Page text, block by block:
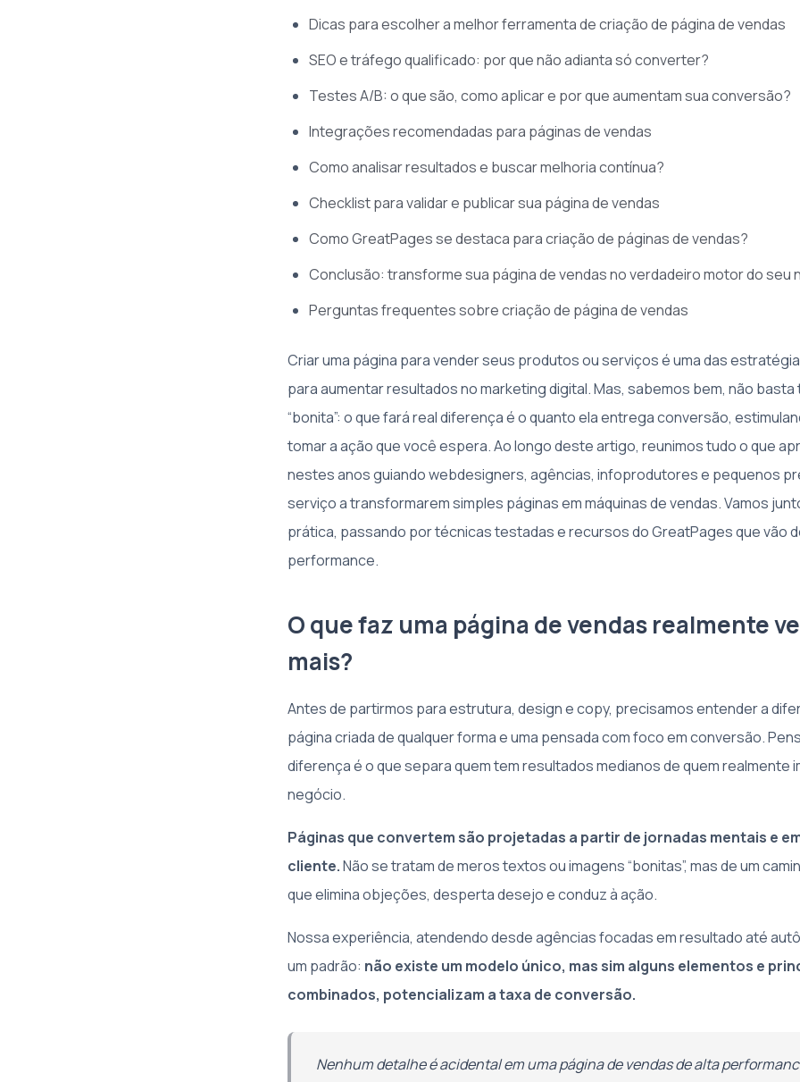
Dicas para escolher a melhor ferramenta de criação de página de vendas
SEO e tráfego qualificado: por que não adianta só converter?
Testes A/B: o que são, como aplicar e por que aumentam sua conversão?
Integrações recomendadas para páginas de vendas
Como analisar resultados e buscar melhoria contínua?
Checklist para validar e publicar sua página de vendas
Como GreatPages se destaca para criação de páginas de vendas?
Conclusão: transforme sua página de vendas no verdadeiro motor do seu
Perguntas frequentes sobre criação de página de vendas
Criar uma página para vender seus produtos ou serviços é uma das
para aumentar resultados no marketing digital. Mas, sabemos bem, não basta
“bonita”: o que fará real diferença é o quanto ela entrega conversão,
tomar a ação que você espera. Ao longo deste artigo, reunimos tudo o que
nestes anos guiando webdesigners, agências, infoprodutores e pequenos
serviço a transformarem simples páginas em máquinas de vendas. Vamos
prática, passando por técnicas testadas e recursos do GreatPages que vão
performance.
O que faz uma página de vendas realmente
mais?
Antes de partirmos para estrutura, design e copy, precisamos entender a
página criada de qualquer forma e uma pensada com foco em conversão.
diferença é o que separa quem tem resultados medianos de quem realmente
negócio.
Páginas que convertem são projetadas a partir de jornadas mentais e
cliente.Não se tratam de meros textos ou imagens “bonitas”, mas de um
que elimina objeções, desperta desejo e conduz à ação.
Nossa experiência, atendendo desde agências focadas em resultado até
um padrão: não existe um modelo único, mas sim alguns elementos e
combinados, potencializam a taxa de conversão.
Nenhum detalhe é acidental em uma página de vendas de alta